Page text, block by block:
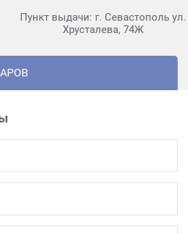
Пункт выдачи: г. Севастополь ул.
Хрусталева, 74Ж